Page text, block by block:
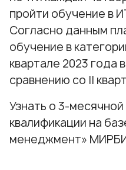
пройти обучение в
Согласно данным
обучение в
квартале 2023 года
сравнению со II
Узнать о 3-
квалификации на
менеджмент»